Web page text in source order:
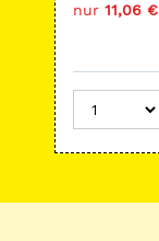
nur 11,06 €